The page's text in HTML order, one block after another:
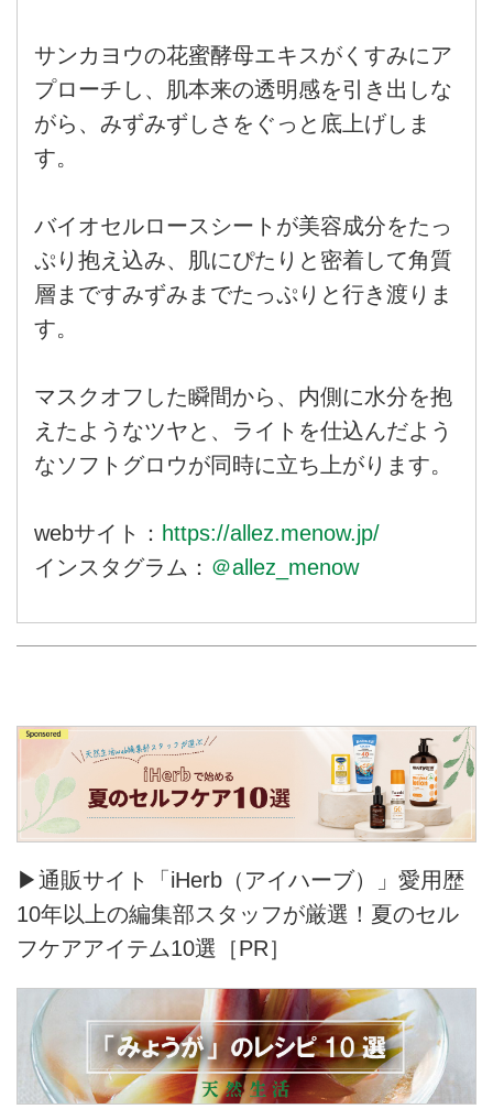
サンカヨウの花蜜酵母エキスがくすみにア
プローチし、肌本来の透明感を引き出しな
がら、みずみずしさをぐっと底上げしま
す。
バイオセルロースシートが美容成分をたっ
ぷり抱え込み、肌にぴたりと密着して角質
層まですみずみまでたっぷりと行き渡りま
す。
マスクオフした瞬間から、内側に水分を抱
えたようなツヤと、ライトを仕込んだよう
なソフトグロウが同時に立ち上がります。
webサイト： https://allez.menow.jp/
インスタグラム： ＠allez_menow
▶通販サイト「iHerb（アイハーブ）」愛用歴
10年以上の編集部スタッフが厳選！夏のセル
フケアアイテム10選［PR］